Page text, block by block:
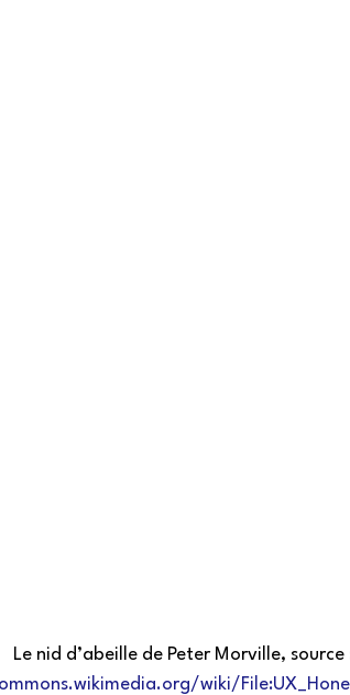
Le nid d’abeille de Peter Morville, source
wiki/